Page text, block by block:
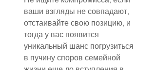
ваши взгляды не совпадают,
отстаивайте свою позицию, и
тогда у вас появится
уникальный шанс погрузиться
в пучину споров семейной